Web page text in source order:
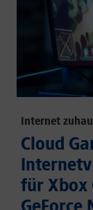
Internet
Cloud
für Xbox